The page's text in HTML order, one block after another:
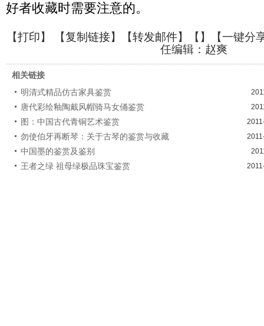
好者收藏时需要注意的。
【打印】 【复制链接】【转发邮件】【 】
【一键分
任编辑：赵爽
相关链接
明清式精品仿古家具鉴赏
唐代彩绘釉陶戴风帽骑马女俑鉴赏
图：中国古代青铜艺术鉴赏
勿使伯牙再断琴：关于古琴的鉴赏与收藏
中国墨的鉴赏及鉴别
王者之绿 祖母绿极品珠宝鉴赏